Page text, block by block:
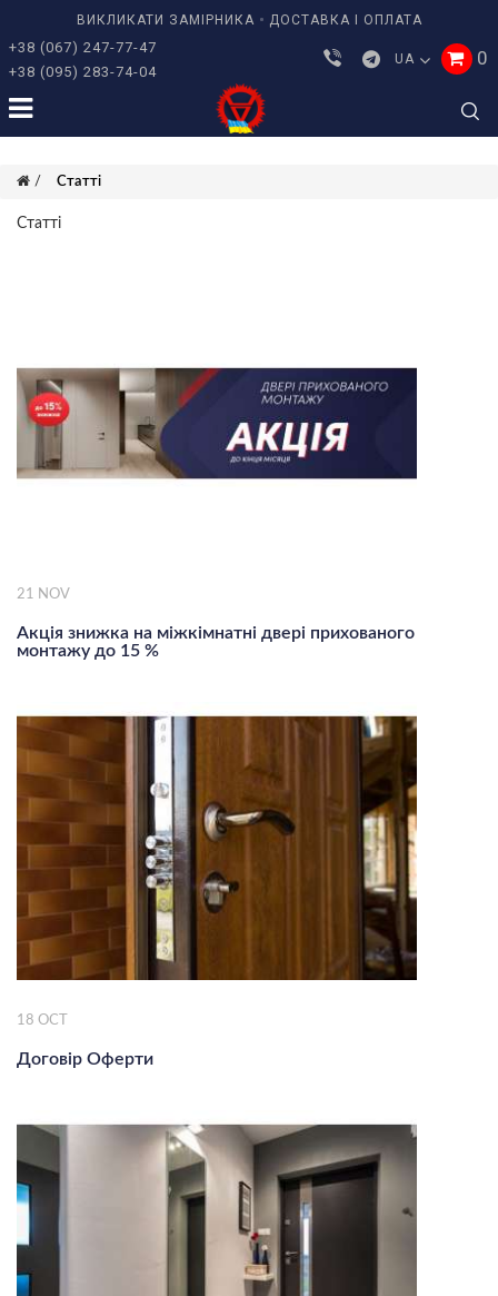
ВИКЛИКАТИ ЗАМІРНИКА ДОСТАВКА І ОПЛАТА
+38 (067) 247-77-47
+38 (095) 283-74-04
UA 0
Статті
Статті
21 NOV
Акція знижка на міжкімнатні двері прихованого
монтажу до 15 %
18 OCT
Договір Оферти